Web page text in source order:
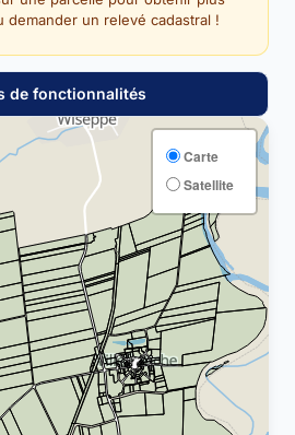
demander un relevé cadastral !
de fonctionnalités
Carte
Satellite